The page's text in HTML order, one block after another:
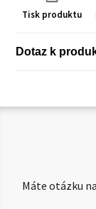
Tisk produktu
Dotaz k
Máte otázku